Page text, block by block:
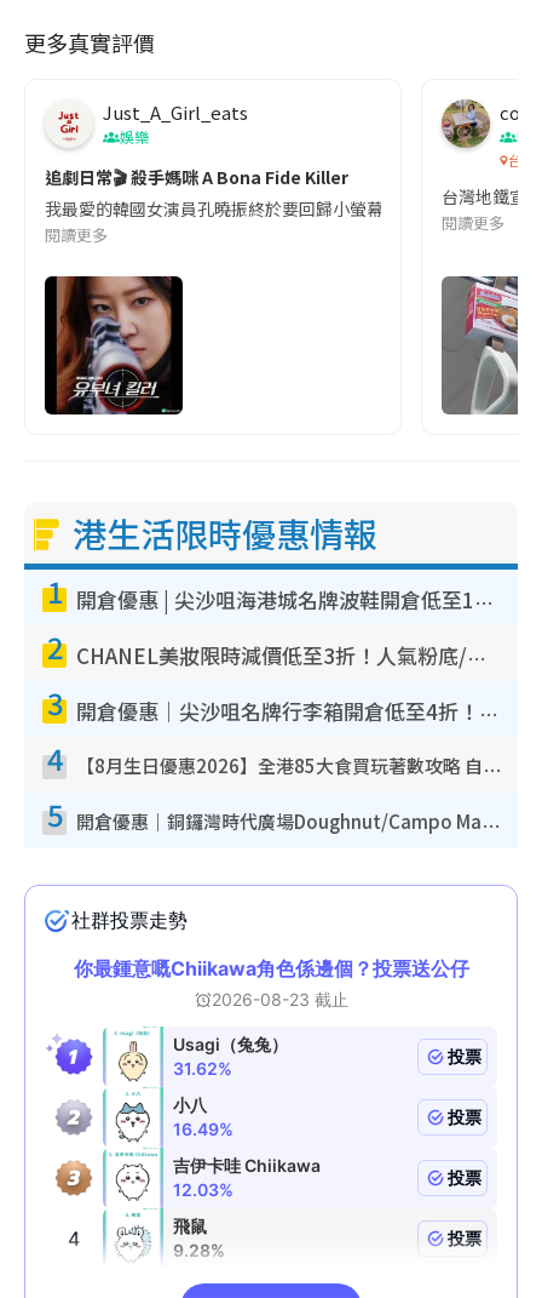
更多真實評價
Just_A_Girl_eats
娛樂
追劇日常🎬 殺手媽咪 A Bona Fide Killer
我最愛的韓國女演員孔曉振終於要回歸小螢幕啦!這次的劇本改編
閱讀更多
co
吹
台灣
台灣地鐵宣
閱讀更多
港生活限時優惠情報
1 開倉優惠 | 尖沙咀海港城名牌波鞋開倉低至1折！On鞋$899起／Joy&Peace鞋履$98起
2 CHANEL美妝限時減價低至3折！人氣粉底/唇膏/精華液低至$275！COCO香水都有平
3 開倉優惠｜尖沙咀名牌行李箱開倉低至4折！一連5日 American Tourister/ace./Hallmark $200起！
4 【8月生日優惠2026】全港85大食買玩著數攻略 自助餐/火鍋放題同行免費＋誠品/DONKI送現金券
5 開倉優惠｜銅鑼灣時代廣場Doughnut/Campo Marzio開倉低至1折！背囊、書包、手袋劈價$200起